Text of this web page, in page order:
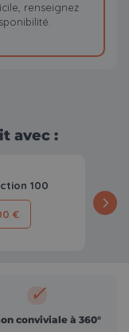
renseignez
avec :
100
€
✓
conviviale à 360°